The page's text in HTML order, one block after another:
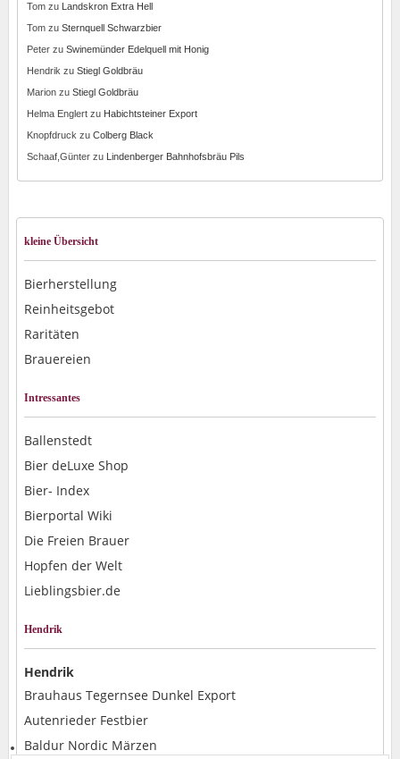
Tomzu
Landskron Extra Hell
Tomzu Sternquell Schwarzbier
Peterzu Swinemünder Edelquell mit Honig
Hendrik zu Stiegl Goldbräu
Marionzu Stiegl Goldbräu
Helma Englertzu Habichtsteiner Export
Knopfdruck zu Colberg Black
Schaaf,Günterzu Lindenberger Bahnhofsbräu Pils
kleine Übersicht
Bierherstellung
Reinheitsgebot
Raritäten
Brauereien
Intressantes
Ballenstedt
Bier deLuxe Shop
Bier- Index
Bierportal Wiki
Die Freien Brauer
Hopfen der Welt
Lieblingsbier.de
Hendrik
Hendrik
Brauhaus Tegernsee Dunkel Export
Autenrieder Festbier
Baldur Nordic Märzen